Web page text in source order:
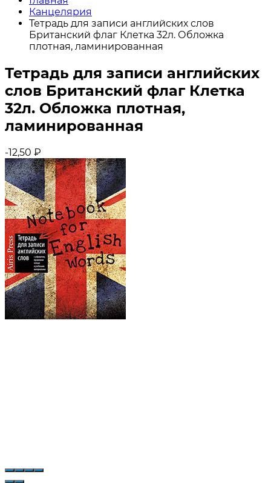
Канцелярия
Тетрадь для записи английских слов
Британский флаг Клетка 32л. Обложка
плотная, ламинированная
Тетрадь для записи английских
слов Британский флаг Клетка
32л. Обложка плотная,
ламинированная
-12,50 ₽